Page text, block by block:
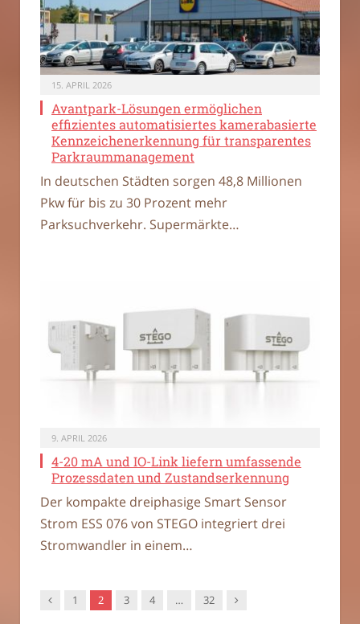
15. APRIL 2026
Avantpark-Lösungen ermöglichen
effizientes automatisiertes kamerabasierte
Kennzeichenerkennung für transparentes
Parkraummanagement
In deutschen Städten sorgen 48,8 Millionen
Pkw für bis zu 30 Prozent mehr
Parksuchverkehr. Supermärkte…
9. APRIL 2026
4-20 mA und IO-Link liefern umfassende
Prozessdaten und Zustandserkennung
Der kompakte dreiphasige Smart Sensor
Strom ESS 076 von STEGO integriert drei
Stromwandler in einem…
Vorgänger
1 2 3 4 … 32 Nachfolger